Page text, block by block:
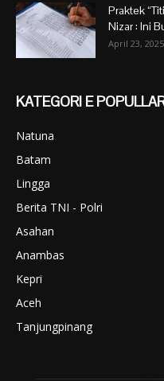
Praktek
Nizar : Ini
April 23, 2025
KATEGORI E
Natuna
Batam
Lingga
Berita TNI - Polri
Asahan
Anambas
Kepri
Aceh
Tanjungpinang